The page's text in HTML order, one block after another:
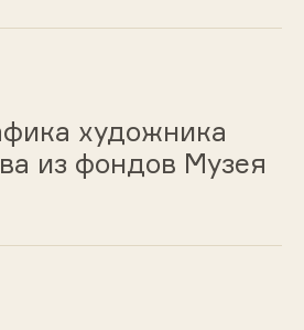
художника
из фондов Музея